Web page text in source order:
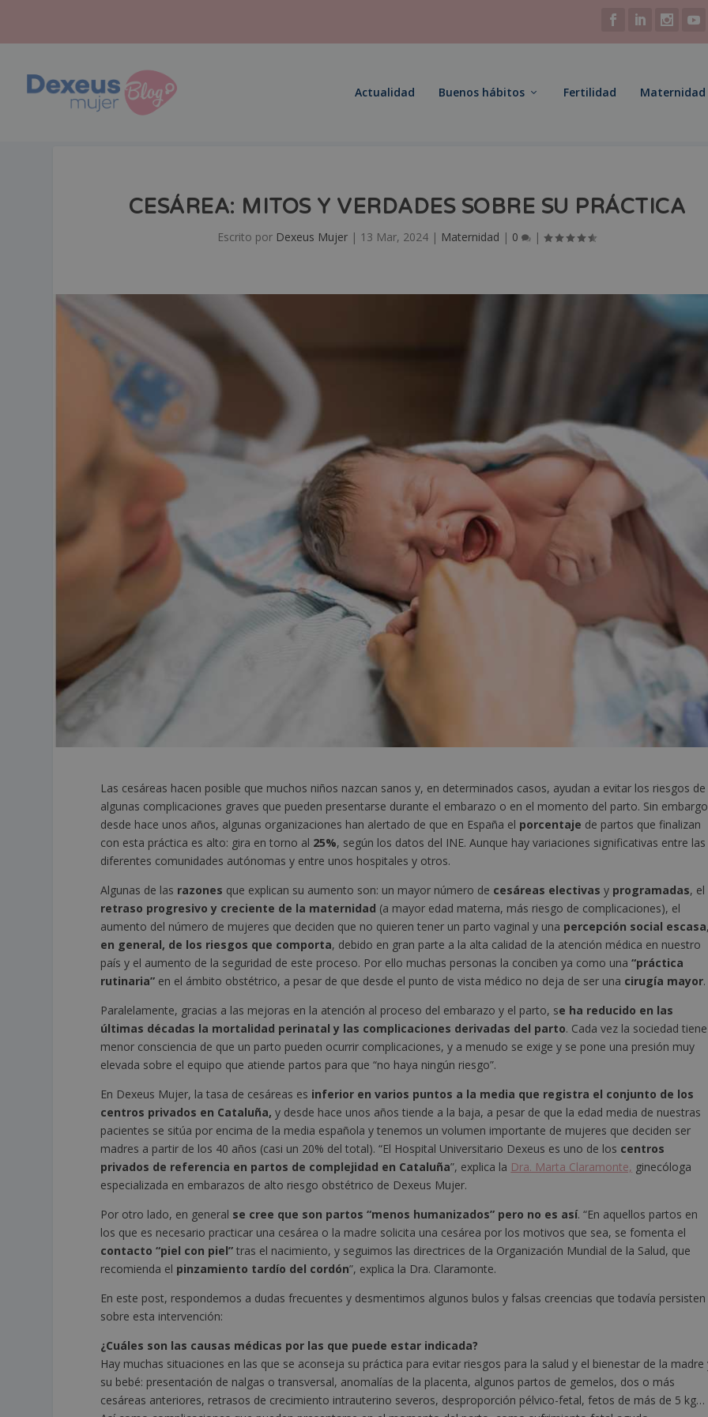
Actualidad Buenos hábitos Fertilidad Maternidad
CESÁREA: MITOS Y VERDADES SOBRE SU PRÁCTICA
Escrito por Dexeus Mujer | 13 Mar, 2024 | Maternidad | 0 |
Las cesáreas hacen posible que muchos niños nazcan sanos y, en determinados casos, ayudan a evitar los riesgos de
algunas complicaciones graves que pueden presentarse durante el embarazo o en el momento del parto. Sin
desde hace unos años, algunas organizaciones han alertado de que en España el porcentaje de partos que finalizan
con esta práctica es alto: gira en torno al 25%, según los datos del INE. Aunque hay variaciones significativas entre las
diferentes comunidades autónomas y entre unos hospitales y otros.
Algunas de las razones que explican su aumento son: un mayor número de cesáreas electivas y programadas, el
retraso progresivo y creciente de la maternidad (a mayor edad materna, más riesgo de complicaciones), el
aumento del número de mujeres que deciden que no quieren tener un parto vaginal y una percepción social escasa
en general, de los riesgos que comporta, debido en gran parte a la alta calidad de la atención médica en nuestro
país y el aumento de la seguridad de este proceso. Por ello muchas personas la conciben ya como una“práctica
rutinaria” en el ámbito obstétrico, a pesar de que desde el punto de vista médico no deja de ser una cirugía mayor.
Paralelamente, gracias a las mejoras en la atención al proceso del embarazo y el parto, se ha reducido en las
últimas décadas la mortalidad perinatal y las complicaciones derivadas del parto. Cada vez la sociedad tiene
menor consciencia de que un parto pueden ocurrir complicaciones, y a menudo se exige y se pone una presión muy
elevada sobre el equipo que atiende partos para que “no haya ningún riesgo”.
En Dexeus Mujer, la tasa de cesáreas es inferior en varios puntos a la media que registra el conjunto de los
centros privados en Cataluña, y desde hace unos años tiende a la baja, a pesar de que la edad media de nuestras
pacientes se sitúa por encima de la media española y tenemos un volumen importante de mujeres que deciden ser
madres a partir de los 40 años (casi un 20% del total). “El Hospital Universitario Dexeus es uno de los centros
privados de referencia en partos de complejidad en Cataluña”, explica la Dra. Marta Claramonte, ginecóloga
especializada en embarazos de alto riesgo obstétrico de Dexeus Mujer.
Por otro lado, en general se cree que son partos “menos humanizados” pero no es así. “En aquellos partos en
los que es necesario practicar una cesárea o la madre solicita una cesárea por los motivos que sea, se fomenta el
contacto “piel con piel” tras el nacimiento, y seguimos las directrices de la Organización Mundial de la Salud, que
recomienda el pinzamiento tardío del cordón”, explica la Dra. Claramonte.
En este post, respondemos a dudas frecuentes y desmentimos algunos bulos y falsas creencias que todavía persisten
sobre esta intervención:
¿Cuáles son las causas médicas por las que puede estar indicada?
Hay muchas situaciones en las que se aconseja su práctica para evitar riesgos para la salud y el bienestar de la madre
su bebé: presentación de nalgas o transversal, anomalías de la placenta, algunos partos de gemelos, dos o más
cesáreas anteriores, retrasos de crecimiento intrauterino severos, desproporción pélvico-fetal, fetos de más de 5 kg…